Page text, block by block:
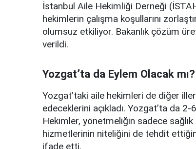
İstanbul Aile Hekimliği Derneği
hekimlerin çalışma koşullarını
olumsuz etkiliyor. Bakanlık çözüm
verildi.
Yozgat’ta da Eylem Olacak mı?
Yozgat’taki aile hekimleri de diğer
edeceklerini açıkladı. Yozgat’ta da
Hekimler, yönetmeliğin sadece sağlık
hizmetlerinin niteliğini de tehdit
ifade etti.